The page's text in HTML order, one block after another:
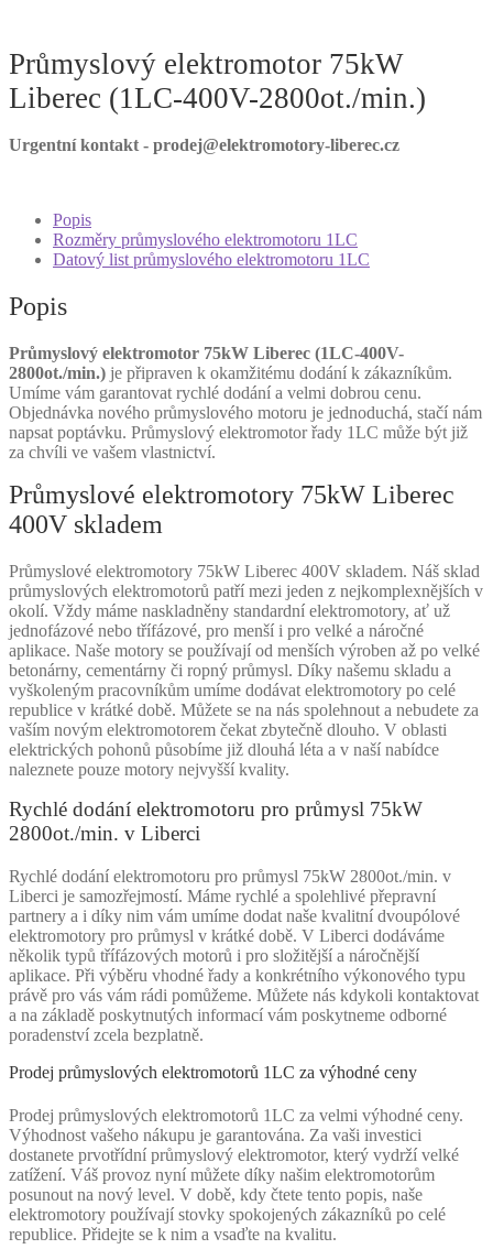
Průmyslový elektromotor 75kW
Liberec (1LC-400V-2800ot./min.)
Urgentní kontakt - prodej@elektromotory-liberec.cz
Popis
Rozměry průmyslového elektromotoru 1LC
Datový list průmyslového elektromotoru 1LC
Popis
Průmyslový elektromotor 75kW Liberec (1LC-400V-
2800ot./min.) je připraven k okamžitému dodání k zákazníkům.
Umíme vám garantovat rychlé dodání a velmi dobrou cenu.
Objednávka nového průmyslového motoru je jednoduchá, stačí nám
napsat poptávku. Průmyslový elektromotor řady 1LC může být již
za chvíli ve vašem vlastnictví.
Průmyslové elektromotory 75kW Liberec
400V skladem
Průmyslové elektromotory 75kW Liberec 400V skladem. Náš sklad
průmyslových elektromotorů patří mezi jeden z nejkomplexnějších v
okolí. Vždy máme naskladněny standardní elektromotory, ať už
jednofázové nebo třífázové, pro menší i pro velké a náročné
aplikace. Naše motory se používají od menších výroben až po velké
betonárny, cementárny či ropný průmysl. Díky našemu skladu a
vyškoleným pracovníkům umíme dodávat elektromotory po celé
republice v krátké době. Můžete se na nás spolehnout a nebudete za
vaším novým elektromotorem čekat zbytečně dlouho. V oblasti
elektrických pohonů působíme již dlouhá léta a v naší nabídce
naleznete pouze motory nejvyšší kvality.
Rychlé dodání elektromotoru pro průmysl 75kW
2800ot./min. v Liberci
Rychlé dodání elektromotoru pro průmysl 75kW 2800ot./min. v
Liberci je samozřejmostí. Máme rychlé a spolehlivé přepravní
partnery a i díky nim vám umíme dodat naše kvalitní dvoupólové
elektromotory pro průmysl v krátké době. V Liberci dodáváme
několik typů třífázových motorů i pro složitější a náročnější
aplikace. Při výběru vhodné řady a konkrétního výkonového typu
právě pro vás vám rádi pomůžeme. Můžete nás kdykoli kontaktovat
a na základě poskytnutých informací vám poskytneme odborné
poradenství zcela bezplatně.
Prodej průmyslových elektromotorů 1LC za výhodné ceny
Prodej průmyslových elektromotorů 1LC za velmi výhodné ceny.
Výhodnost vašeho nákupu je garantována. Za vaši investici
dostanete prvotřídní průmyslový elektromotor, který vydrží velké
zatížení. Váš provoz nyní můžete díky našim elektromotorům
posunout na nový level. V době, kdy čtete tento popis, naše
elektromotory používají stovky spokojených zákazníků po celé
republice. Přidejte se k nim a vsaďte na kvalitu.